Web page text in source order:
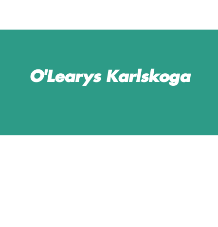
O'Learys Karlskoga